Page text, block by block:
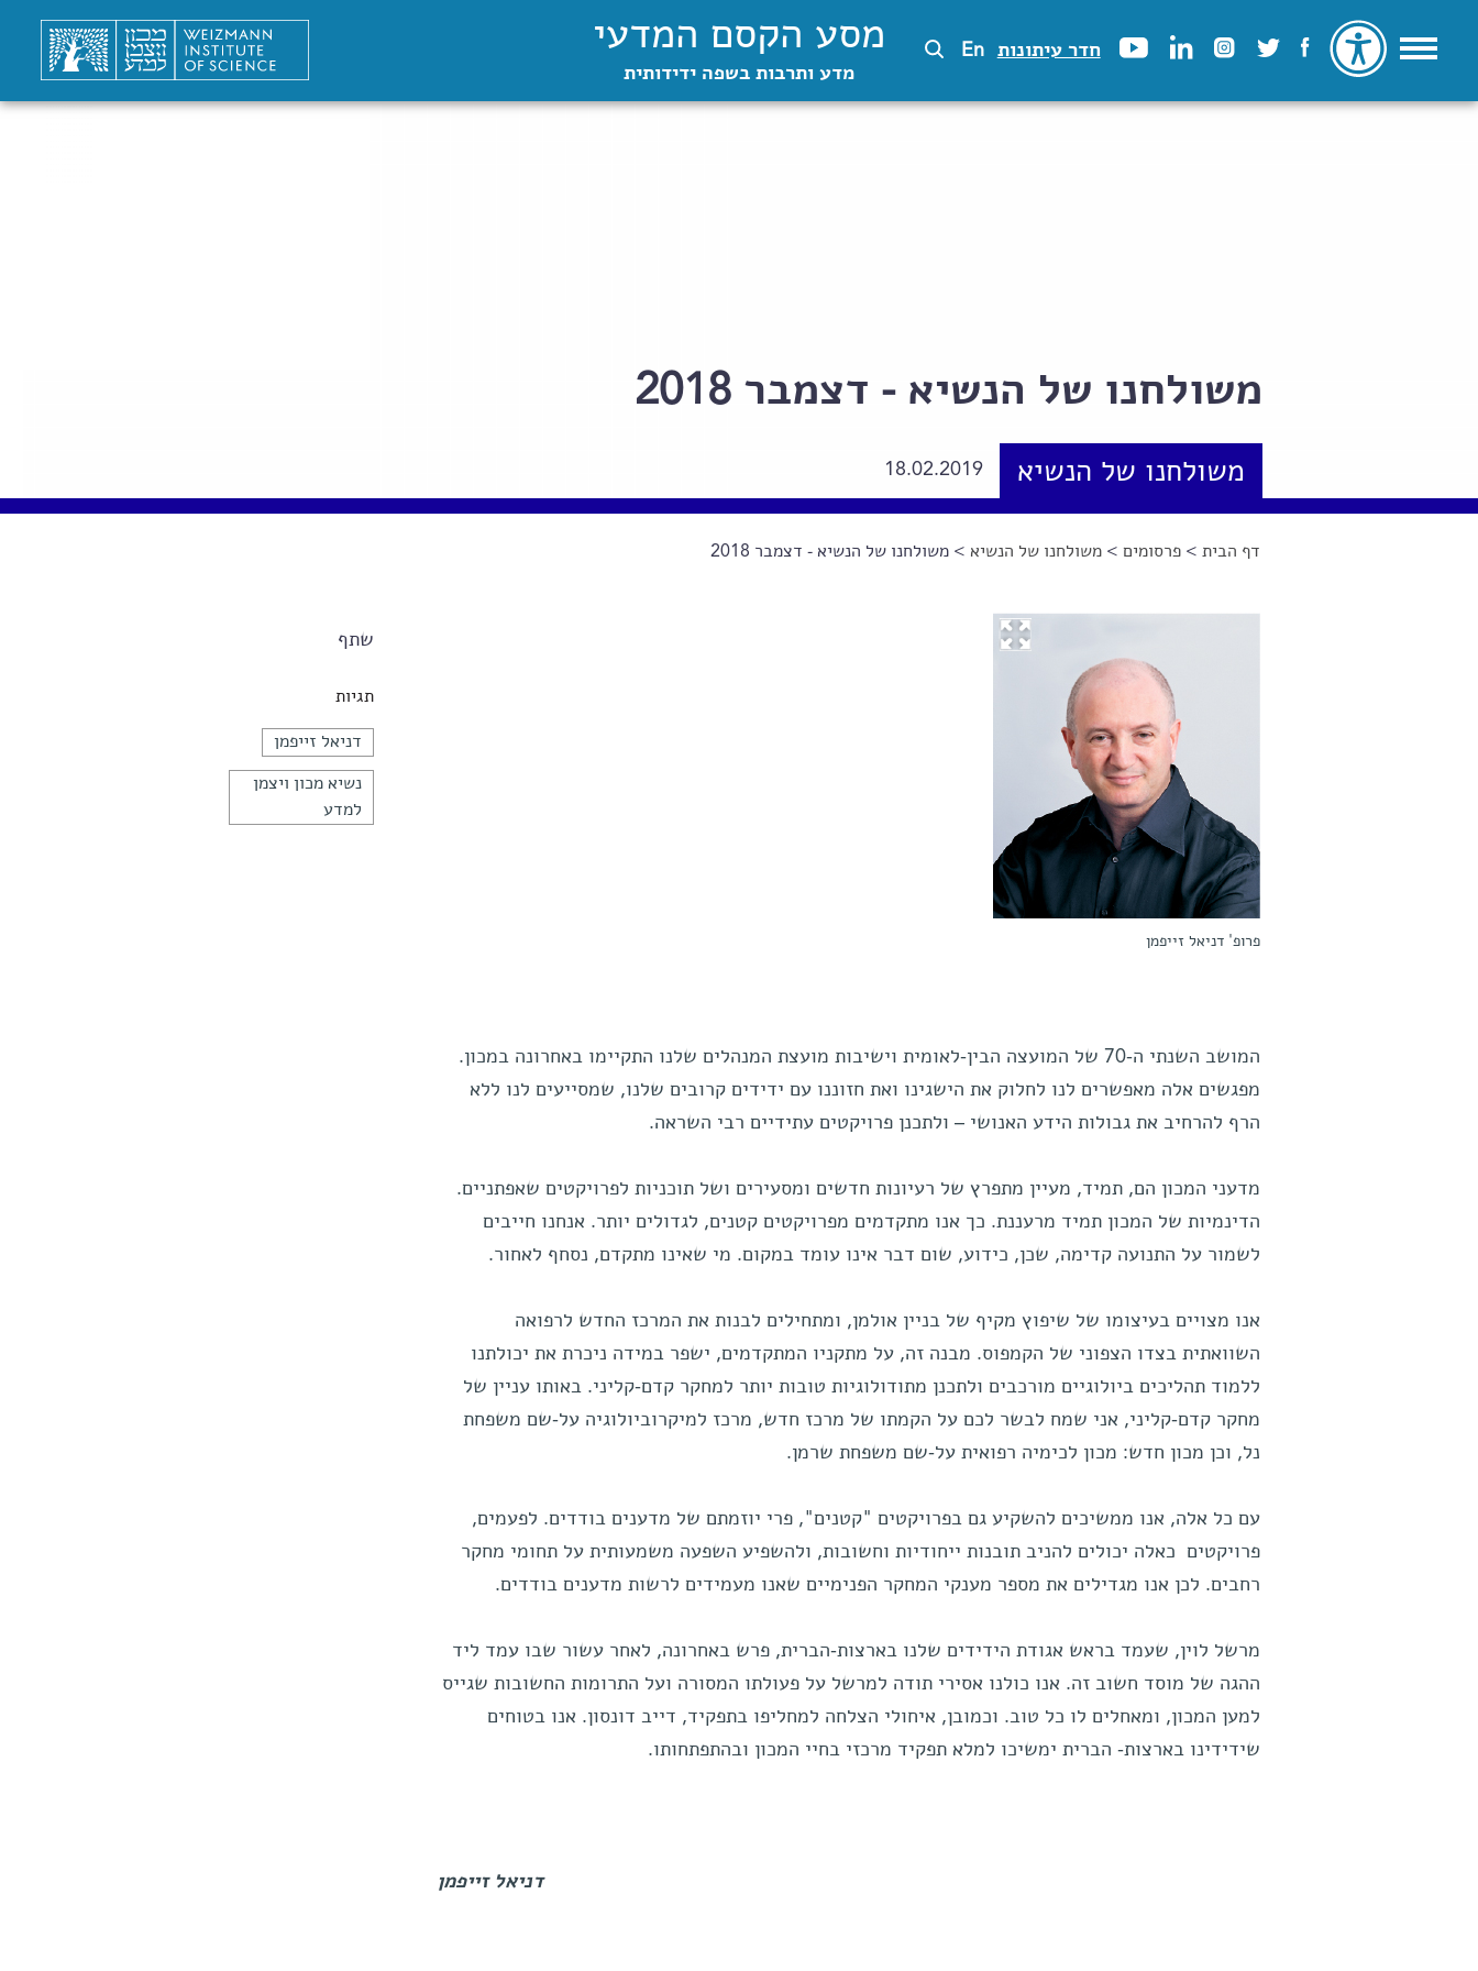
חדר עיתונות En מסע הקסם המדעי
מדע ותרבות בשפה ידידותית
משולחנו של הנשיא - דצמבר 2018
משולחנו של הנשיא 18.02.2019
הינך נמצא כאן
דף הבית >פרסומים >משולחנו של הנשיא > משולחנו של הנשיא - דצמבר 2018
שתף
תגיות
דניאל זייפמן
נשיא מכון ויצמן
למדע
פרופ' דניאל זייפמן
המושב השנתי ה-70 של המועצה הבין-לאומית וישיבות מועצת המנהלים שלנו התקיימו באחרונה במכון.
מפגשים אלה מאפשרים לנו לחלוק את הישגינו ואת חזוננו עם ידידים קרובים שלנו, שמסייעים לנו ללא
הרף להרחיב את גבולות הידע האנושי – ולתכנן פרויקטים עתידיים רבי השראה.
מדעני המכון הם, תמיד, מעיין מתפרץ של רעיונות חדשים ומסעירים ושל תוכניות לפרויקטים שאפתניים.
הדינמיות של המכון תמיד מרעננת. כך אנו מתקדמים מפרויקטים קטנים, לגדולים יותר. אנחנו חייבים
לשמור על התנועה קדימה, שכן, כידוע, שום דבר אינו עומד במקום. מי שאינו מתקדם, נסחף לאחור.
אנו מצויים בעיצומו של שיפוץ מקיף של בניין אולמן, ומתחילים לבנות את המרכז החדש לרפואה
השוואתית בצדו הצפוני של הקמפוס. מבנה זה, על מתקניו המתקדמים, ישפר במידה ניכרת את יכולתנו
ללמוד תהליכים ביולוגיים מורכבים ולתכנן מתודולוגיות טובות יותר למחקר קדם-קליני. באותו עניין של
מחקר קדם-קליני, אני שמח לבשר לכם על הקמתו של מרכז חדש, מרכז למיקרוביולוגיה על-שם משפחת
נל, וכן מכון חדש: מכון לכימיה רפואית על-שם משפחת שרמן.
עם כל אלה, אנו ממשיכים להשקיע גם בפרויקטים "קטנים", פרי יוזמתם של מדענים בודדים. לפעמים,
פרויקטים כאלה יכולים להניב תובנות ייחודיות וחשובות, ולהשפיע השפעה משמעותית על תחומי מחקר
רחבים. לכן אנו מגדילים את מספר מענקי המחקר הפנימיים שאנו מעמידים לרשות מדענים בודדים.
מרשל לוין, שעמד בראש אגודת הידידים שלנו בארצות-הברית, פרש באחרונה, לאחר עשור שבו עמד ליד
ההגה של מוסד חשוב זה. אנו כולנו אסירי תודה למרשל על פעולתו המסורה ועל התרומות החשובות שגייס
למען המכון, ומאחלים לו כל טוב. וכמובן, איחולי הצלחה למחליפו בתפקיד, דייב דונסון. אנו בטוחים
שידידינו בארצות- הברית ימשיכו למלא תפקיד מרכזי בחיי המכון ובהתפתחותו.
דניאל זייפמן